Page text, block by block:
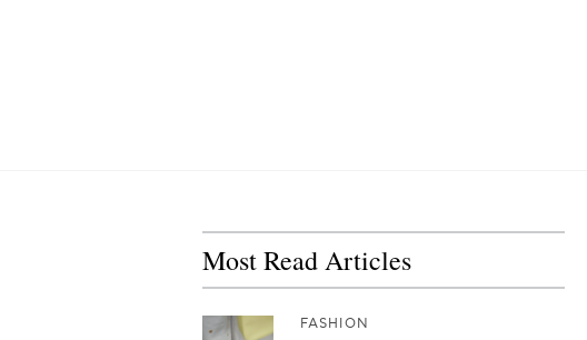
Most Read Articles
FASHION